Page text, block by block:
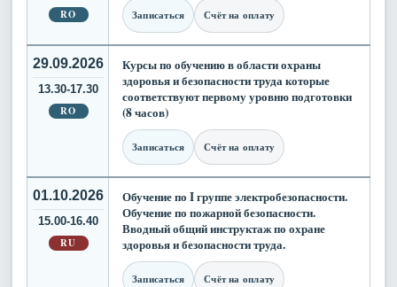
RO Записаться Счёт на оплату
29.09.2026
13.30-17.30
RO
Курсы по обучению в области охраны
здоровья и безопасности труда которые
соответствуют первому уровню подготовки
(8 часов)
Записаться Счёт на оплату
01.10.2026
15.00-16.40
RU
Обучение по I группе электробезопасности.
Обучение по пожарной безопасности.
Вводный общий инструктаж по охране
здоровья и безопасности труда.
Записаться Счёт на оплату